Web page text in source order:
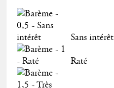
Sans intérêt
Raté